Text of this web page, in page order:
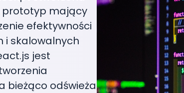
prototyp mający
efektywności
i skalowalnych
jest
bieżąco odświeża